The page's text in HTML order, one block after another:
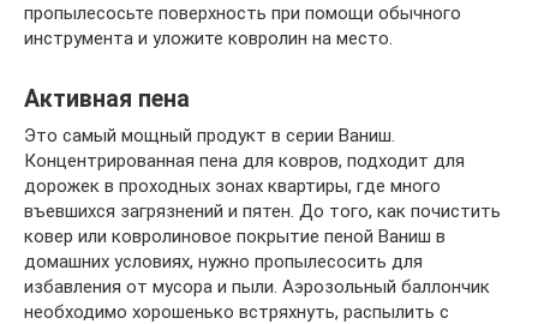
пропылесосьте поверхность при помощи обычного
инструмента и уложите ковролин на место.
Активная пена
Это самый мощный продукт в серии Ваниш.
Концентрированная пена для ковров, подходит для
дорожек в проходных зонах квартиры, где много
въевшихся загрязнений и пятен. До того, как почистить
ковер или ковролиновое покрытие пеной Ваниш в
домашних условиях, нужно пропылесосить для
избавления от мусора и пыли. Аэрозольный баллончик
необходимо хорошенько встряхнуть, распылить с